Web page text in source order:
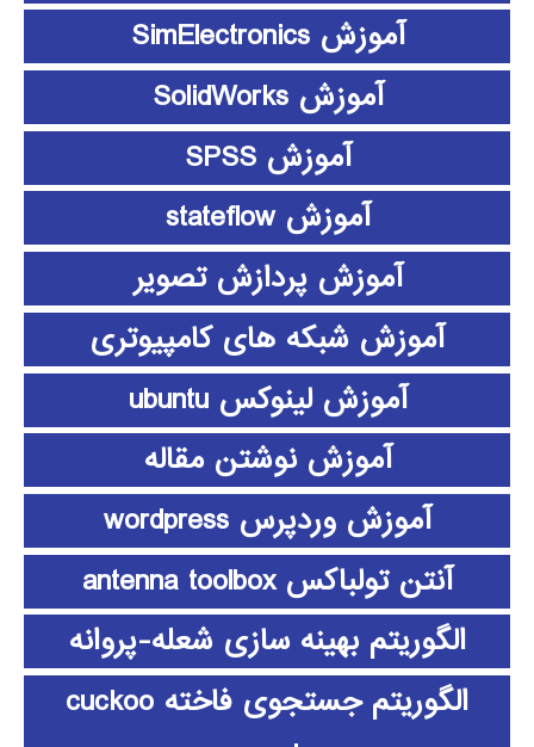
آموزش SimElectronics
آموزش SolidWorks
آموزش SPSS
آموزش stateflow
آموزش پردازش تصویر
آموزش شبکه های کامپیوتری
آموزش لینوکس ubuntu
آموزش نوشتن مقاله
آموزش وردپرس wordpress
آنتن تولباکس antenna toolbox
الگوریتم بهینه سازی شعله-پروانه
الگوریتم جستجوی فاخته cuckoo